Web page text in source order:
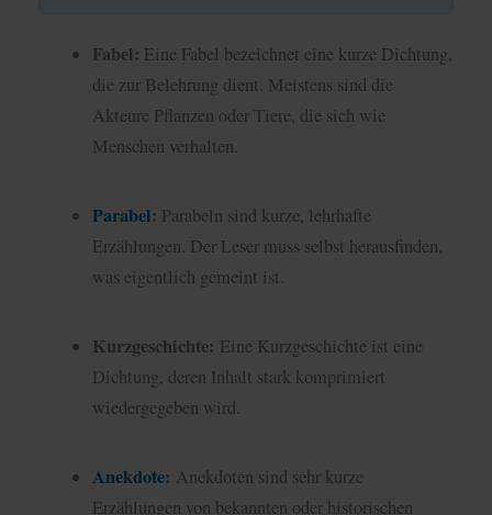
Fabel: Eine Fabel bezeichnet eine kurze Dichtung,
die zur Belehrung dient. Meistens sind die
Akteure Pflanzen oder Tiere, die sich wie
Menschen verhalten.
Parabel: Parabeln sind kurze, lehrhafte
Erzählungen. Der Leser muss selbst herausfinden,
was eigentlich gemeint ist.
Kurzgeschichte: Eine Kurzgeschichte ist eine
Dichtung, deren Inhalt stark komprimiert
wiedergegeben wird.
Anekdote: Anekdoten sind sehr kurze
Erzählungen von bekannten oder historischen